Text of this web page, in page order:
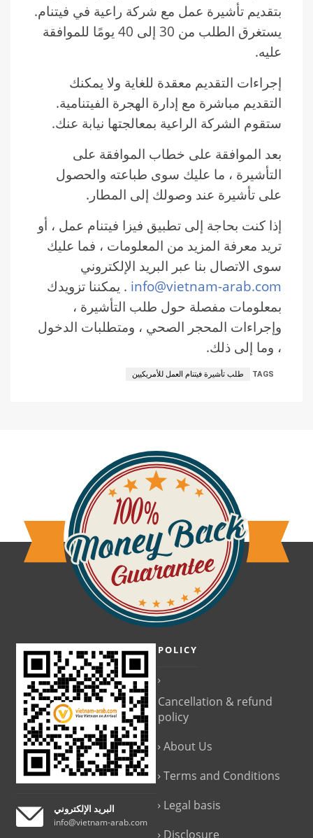
بتقديم تأشيرة عمل مع شركة راعية في فيتنام.
يستغرق الطلب من 30 إلى 40 يومًا للموافقة
عليه.
إجراءات التقديم معقدة للغاية ولا يمكنك
التقديم مباشرة مع إدارة الهجرة الفيتنامية.
ستقوم الشركة الراعية بمعالجتها نيابة عنك.
بعد الموافقة على خطاب الموافقة على
التأشيرة ، ما عليك سوى طباعته والحصول
على تأشيرة عند وصولك إلى المطار.
إذا كنت بحاجة إلى تطبيق فيزا فيتنام عمل ، أو
تريد معرفة المزيد من المعلومات ، فما عليك
سوى الاتصال بنا عبر البريد الإلكتروني
info@vietnam-arab.com . يمكننا تزويدك
بمعلومات مفصلة حول طلب التأشيرة ،
وإجراءات المحجر الصحي ، ومتطلبات الدخول
، وما إلى ذلك.
TAGS طلب تأشيرة فيتنام العمل للأمريكيين
البريد الإلكتروني
info@vietnam-arab.com
POLICY
Cancellation & refund
policy
About Us
Terms and Conditions
Legal basis
Disclosure